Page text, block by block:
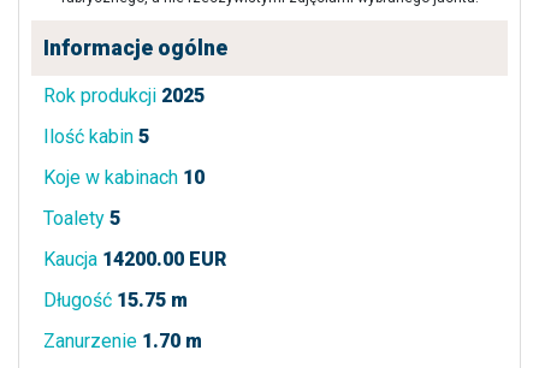
Informacje ogólne
Rok produkcji 2025
Ilość kabin 5
Koje w kabinach 10
Toalety 5
Kaucja 14200.00 EUR
Długość 15.75 m
Zanurzenie 1.70 m